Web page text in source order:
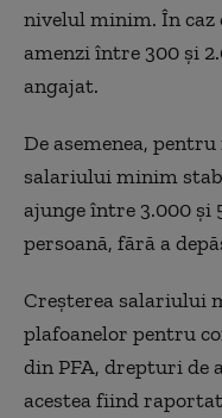
nivelul minim. În
amenzi între 300 și
angajat.
De asemenea,
salariului minim
ajunge între 3.000 și
persoană, fără a
Creșterea salariului
plafoanelor pentru
din PFA, drepturi de
acestea fiind